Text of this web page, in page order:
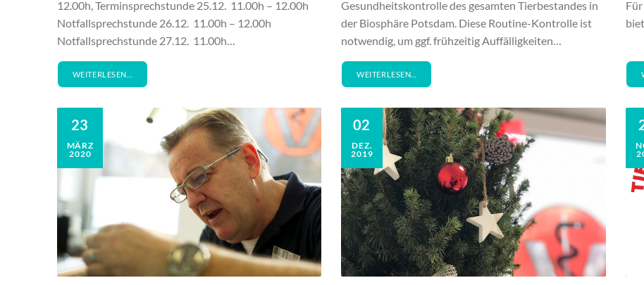
12.00h, Terminsprechstunde 25.12. 11.00h – 12.00h
Notfallsprechstunde 26.12. 11.00h – 12.00h
Notfallsprechstunde 27.12. 11.00h…
WEITERLESEN…
Gesundheitskontrolle des gesamten Tierbestandes in
der Biosphäre Potsdam. Diese Routine-Kontrolle ist
notwendig, um ggf. frühzeitig Auffälligkeiten…
WEITERLESEN…
23
MÄRZ
2020
02
DEZ.
2019